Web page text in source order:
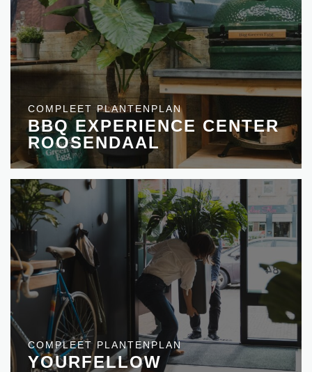
COMPLEET PLANTENPLAN
BBQ EXPERIENCE CENTER
ROOSENDAAL
COMPLEET PLANTENPLAN
YOURFELLOW